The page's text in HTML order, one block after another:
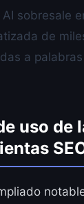
AI sobresale
de
a
uso de